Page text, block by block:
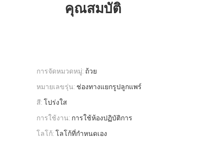
คุณสมบัติ
การจัดหมวดหมู่: ถ้วย
หมายเลขรุ่น: ช่องทางแยกรูปลูกแพร์
สี: โปร่งใส
การใช้งาน: การใช้ห้องปฏิบัติการ
โลโก้: โลโก้ที่กำหนดเอง